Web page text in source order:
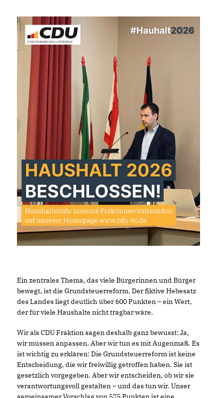
Ein zentrales Thema, das viele Bürgerinnen und Bürger
bewegt, ist die Grundsteuerreform. Der fiktive Hebesatz
des Landes liegt deutlich über 600 Punkten – ein Wert,
der für viele Haushalte nicht tragbar wäre.
Wir als CDU Fraktion sagen deshalb ganz bewusst: Ja,
wir müssen anpassen. Aber wir tun es mit Augenmaß. Es
ist wichtig zu erklären: Die Grundsteuerreform ist keine
Entscheidung, die wir freiwillig getroffen haben. Sie ist
gesetzlich vorgegeben. Aber wir entscheiden, ob wir sie
verantwortungsvoll gestalten – und das tun wir. Unser